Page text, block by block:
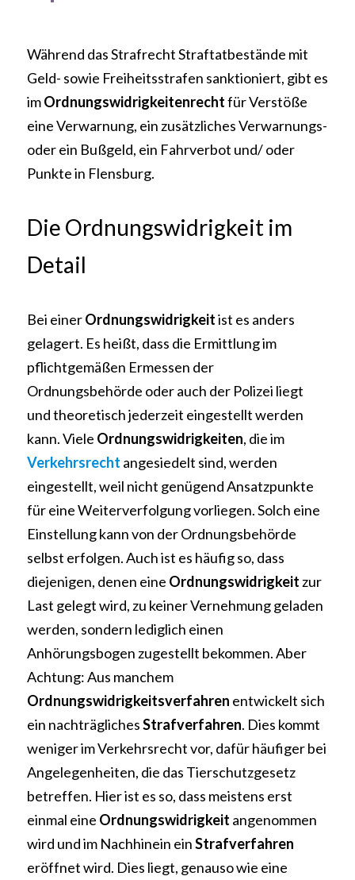
Während das Strafrecht Straftatbestände mit
Geld- sowie Freiheitsstrafen sanktioniert, gibt es
im Ordnungswidrigkeitenrecht für Verstöße
eine Verwarnung, ein zusätzliches Verwarnungs-
oder ein Bußgeld, ein Fahrverbot und/ oder
Punkte in Flensburg.
Die Ordnungswidrigkeit im
Detail
Bei einer Ordnungswidrigkeit ist es anders
gelagert. Es heißt, dass die Ermittlung im
pflichtgemäßen Ermessen der
Ordnungsbehörde oder auch der Polizei liegt
und theoretisch jederzeit eingestellt werden
kann. Viele Ordnungswidrigkeiten
Verkehrsrecht angesiedelt sind, werden
eingestellt, weil nicht genügend Ansatzpunkte
für eine Weiterverfolgung vorliegen. Solch eine
Einstellung kann von der Ordnungsbehörde
selbst erfolgen. Auch ist es häufig so, dass
diejenigen, denen eine Ordnungswidrigkeit zur
Last gelegt wird, zu keiner Vernehmung geladen
werden, sondern lediglich einen
Anhörungsbogen zugestellt bekommen. Aber
Ordnungswidrigkeitsverfahren entwickelt sich
ein nachträgliches Strafverfahren. Dies kommt
weniger im Verkehrsrecht vor, dafür häufiger bei
Angelegenheiten, die das Tierschutzgesetz
betreffen. Hier ist es so, dass meistens erst
einmal eine Ordnungswidrigkeit angenommen
wird und im Nachhinein ein
eröffnet wird. Dies liegt, genauso wie eine